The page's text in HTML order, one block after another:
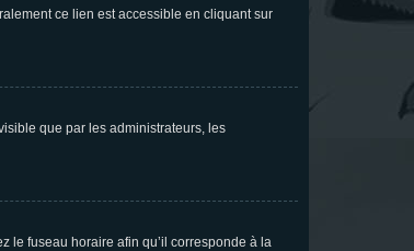
ce lien est accessible en cliquant sur
que par les administrateurs, les
le fuseau horaire afin qu’il corresponde à la